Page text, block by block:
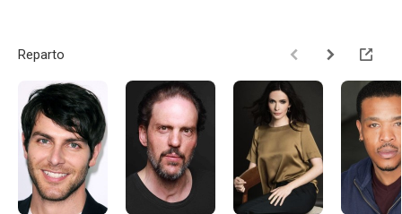
Reparto